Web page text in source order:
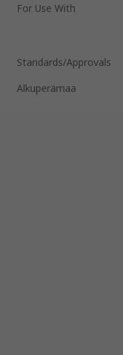
For Use With
Standards/Approvals
Alkuperämaa